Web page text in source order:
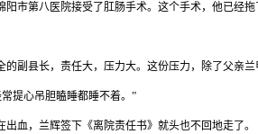
阳市第八医院接受了肛肠手术。这个手术，他已经拖
副县长，责任大，压力大。这份压力，除了父亲兰
提心吊胆瞌睡都睡不着。”
出血，兰辉签下《离院责任书》就头也不回地走了。